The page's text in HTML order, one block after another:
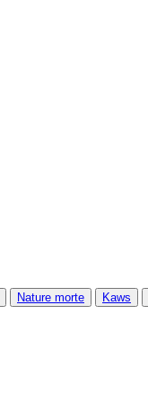
Nature morte Kaws